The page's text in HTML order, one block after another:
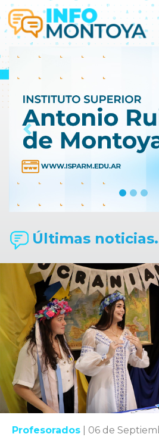
Previous
Últimas
Profesorados 06 de